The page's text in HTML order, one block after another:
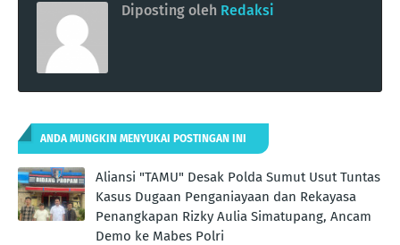
Diposting oleh Redaksi
ANDA MUNGKIN MENYUKAI POSTINGAN INI
Aliansi "TAMU" Desak Polda Sumut Usut Tuntas
Kasus Dugaan Penganiayaan dan Rekayasa
Penangkapan Rizky Aulia Simatupang, Ancam
Demo ke Mabes Polri